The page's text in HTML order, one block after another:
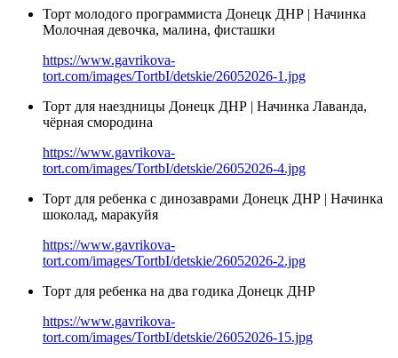
Торт молодого программиста Донецк ДНР | Начинка
Молочная девочка, малина, фисташки
https://www.gavrikova-
tort.com/images/TortbI/detskie/26052026-1.jpg
Торт для наездницы Донецк ДНР | Начинка Лаванда,
чёрная смородина
https://www.gavrikova-
tort.com/images/TortbI/detskie/26052026-4.jpg
Торт для ребенка с динозаврами Донецк ДНР | Начинка
шоколад, маракуйя
https://www.gavrikova-
tort.com/images/TortbI/detskie/26052026-2.jpg
Торт для ребенка на два годика Донецк ДНР
https://www.gavrikova-
tort.com/images/TortbI/detskie/26052026-15.jpg